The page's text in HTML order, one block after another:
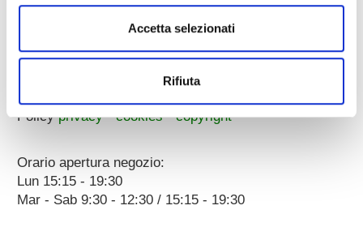
Accetta selezionati
Rifiuta
Corso Porta Nuova, 51/55
a 100 metri dal Parcheggio Arena
Policyprivacy•cookies•copyright
Orario apertura negozio:
Lun 15:15 - 19:30
Mar - Sab 9:30 - 12:30 / 15:15 - 19:30